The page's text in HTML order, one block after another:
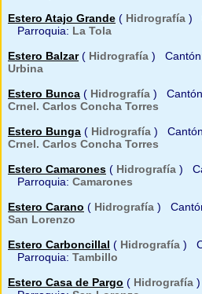
Estero Atajo Grande ( Hidrografía )
Parroquia: La Tola
Estero Balzar( Hidrografía )
Urbina
Estero Bunca ( Hidrografía )
Crnel. Carlos Concha Torres
Estero Bunga ( Hidrografía )
Crnel. Carlos Concha Torres
Estero Camarones ( Hidrografía )
Parroquia: Camarones
Estero Carano ( Hidrografía )
San Lorenzo
Estero Carboncillal ( Hidrografía )
Parroquia: Tambillo
Estero Casa de Pargo ( Hidrografía